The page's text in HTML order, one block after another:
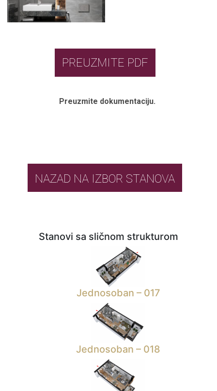
PREUZMITE PDF
Preuzmite dokumentaciju.
NAZAD NA IZBOR STANOVA
Stanovi sa sličnom strukturom
Jednosoban – 017
Jednosoban – 018